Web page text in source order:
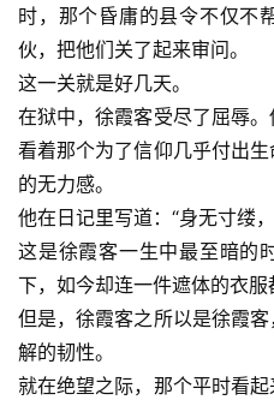
时，那个昏庸的县令不仅不
伙，把他们关了起来审问。
这一关就是好几天。
在狱中，徐霞客受尽了屈辱。
看着那个为了信仰几乎付出
的无力感。
他在日记里写道：“身无寸缕
这是徐霞客一生中最至暗的
下，如今却连一件遮体的衣服
但是，徐霞客之所以是徐霞
解的韧性。
就在绝望之际，那个平时看